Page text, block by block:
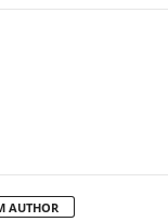
AUTHOR